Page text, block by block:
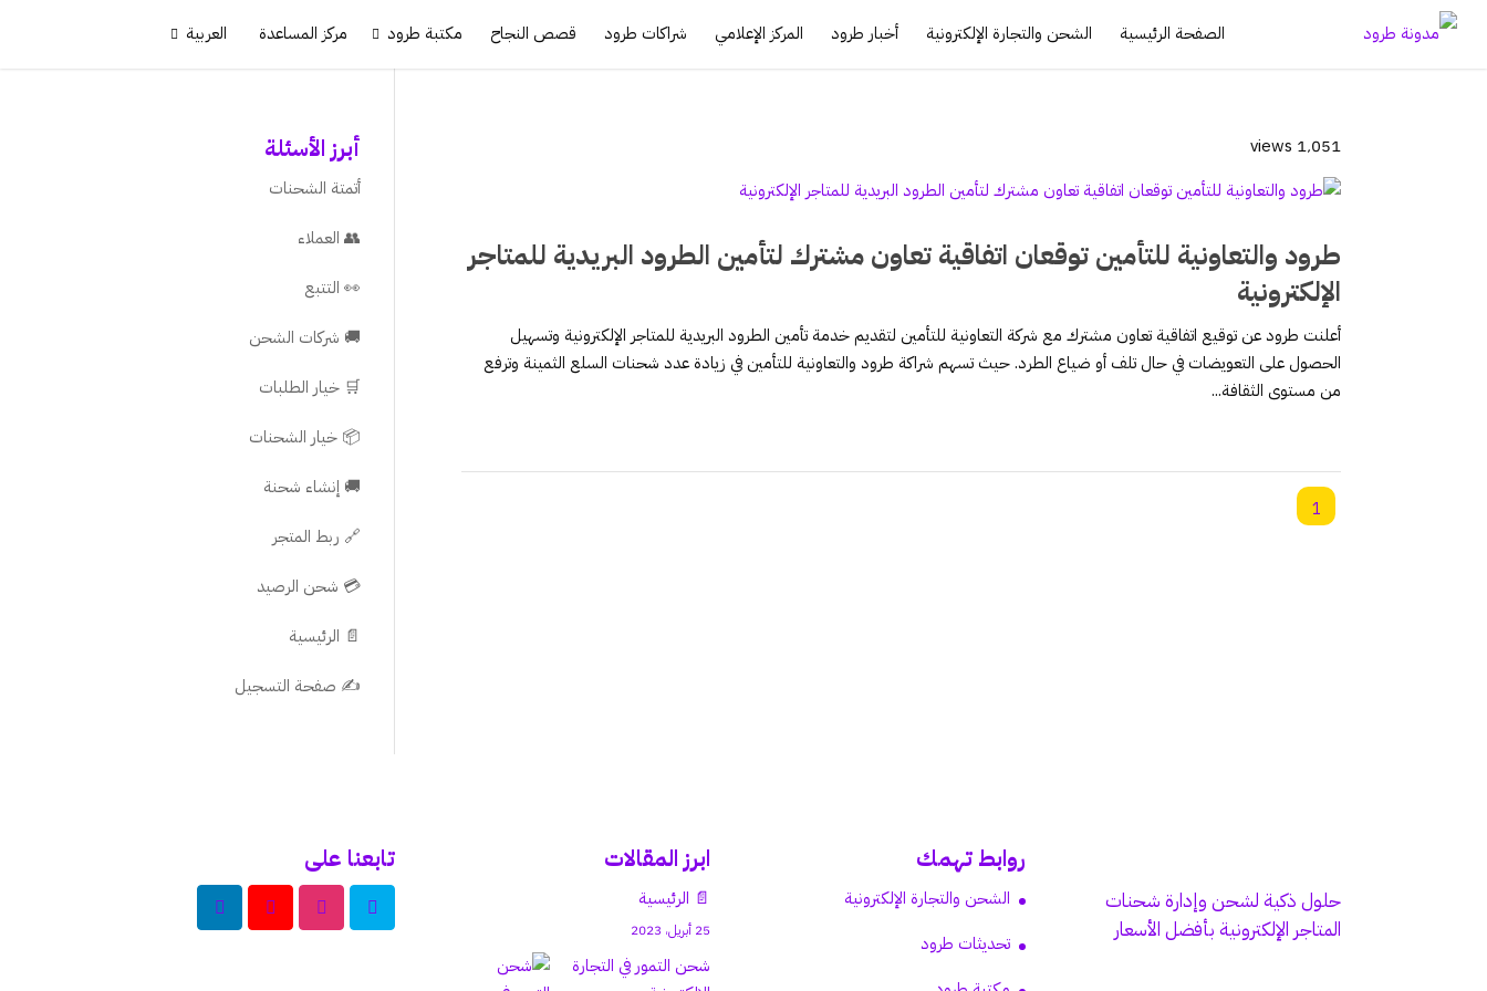
الصفحة الرئيسية الشحن والتجارة الإلكترونية أخبار طرود المركز الإعلامي شراكات طرود قصص النجاح مكتبة طرود مركز المساعدة العربية
1٬051 views
طرود والتعاونية للتأمين توقعان اتفاقية تعاون مشترك لتأمين الطرود البريدية للمتاجر
الإلكترونية
أعلنت طرود عن توقيع اتفاقية تعاون مشترك مع شركة التعاونية للتأمين لتقديم خدمة تأمين الطرود البريدية للمتاجر الإلكترونية وتسهيل
الحصول على التعويضات في حال تلف أو ضياع الطرد. حيث تسهم شراكة طرود والتعاونية للتأمين في زيادة عدد شحنات السلع الثمينة وترفع
من مستوى الثقافة...
1
أبرز الأسئلة
أتمتة الشحنات
👥 العملاء
👀 التتبع
🚚 شركات الشحن
🛒 خيار الطلبات
📦 خيار الشحنات
🚚 إنشاء شحنة
🔗 ربط المتجر
💳 شحن الرصيد
📄 الرئيسية
✍️ صفحة التسجيل
حلول ذكية لشحن وإدارة شحنات
المتاجر الإلكترونية بأفضل الأسعار
روابط تهمك
الشحن والتجارة الإلكترونية
تحديثات طرود
ابرز المقالات
📄 الرئيسية
25 أبريل، 2023
شحن التمور في التجارة
تابعنا على